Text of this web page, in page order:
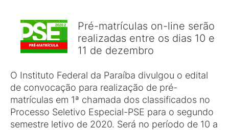
Pré-matrículas on-line serão
realizadas entre os dias 10 e
11 de dezembro
O Instituto Federal da Paraíba divulgou o edital
de convocação para realização de pré-
matrículas em 1ª chamada dos classificados no
Processo Seletivo Especial-PSE para o segundo
semestre letivo de 2020. Será no período de 10 a